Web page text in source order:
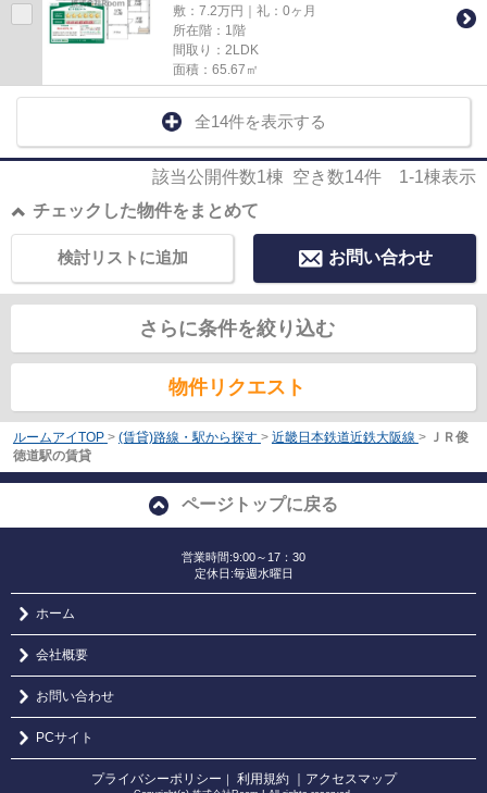
敷：7.2万円｜礼：0ヶ月
所在階：1階
間取り：2LDK
面積：65.67㎡
全14件を表示する
該当公開件数1棟 空き数14件 1-1棟表示
チェックした物件をまとめて
お問い合わせ
検討リストに追加
さらに条件を絞り込む
物件リクエスト
ルームアイTOP > (賃貸)路線・駅から探す > 近畿日本鉄道近鉄大阪線 > ＪＲ俊
徳道駅の賃貸
ページトップに戻る
営業時間:9:00～17：30
定休日:毎週水曜日
ホーム
会社概要
お問い合わせ
PCサイト
プライバシーポリシー ｜ 利用規約 ｜アクセスマップ